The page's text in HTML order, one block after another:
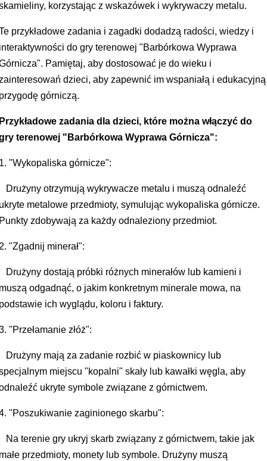
korzystając z wskazówek i wykrywaczy metalu.
przykładowe zadania i zagadki dodadzą radości, wiedzy i
do gry terenowej "Barbórkowa Wyprawa
Pamiętaj, aby dostosować je do wieku i
dzieci, aby zapewnić im wspaniałą i edukacyjną
górniczą.
zadania dla dzieci, które można włączyć do
terenowej "Barbórkowa Wyprawa Górnicza":
"Wykopaliska górnicze":
Drużyny otrzymują wykrywacze metalu i muszą odnaleźć
metalowe przedmioty, symulując wykopaliska górnicze.
zdobywają za każdy odnaleziony przedmiot.
"Zgadnij minerał":
Drużyny dostają próbki różnych minerałów lub kamieni i
odgadnąć, o jakim konkretnym minerale mowa, na
ich wyglądu, koloru i faktury.
"Przełamanie złóż":
Drużyny mają za zadanie rozbić w piaskownicy lub
miejscu "kopalni" skały lub kawałki węgla, aby
ukryte symbole związane z górnictwem.
"Poszukiwanie zaginionego skarbu":
Na terenie gry ukryj skarb związany z górnictwem, takie jak
przedmioty, monety lub symbole. Drużyny muszą